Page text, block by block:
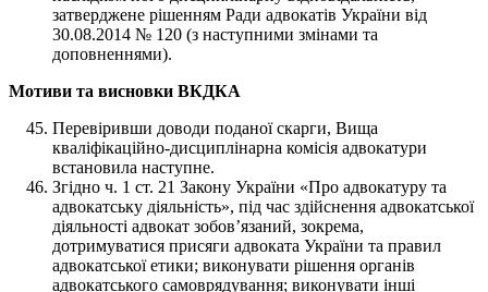
затверджене рішенням Ради адвокатів України від
30.08.2014 № 120 (з наступними змінами та
доповненнями).
Мотиви та висновки ВКДКА
Перевіривши доводи поданої скарги, Вища
кваліфікаційно-дисциплінарна комісія адвокатури
встановила наступне.
Згідно ч. 1 ст. 21 Закону України «Про адвокатуру та
адвокатську діяльність», під час здійснення адвокатської
діяльності адвокат зобов’язаний, зокрема,
дотримуватися присяги адвоката України та правил
адвокатської етики; виконувати рішення органів
адвокатського самоврядування; виконувати інші